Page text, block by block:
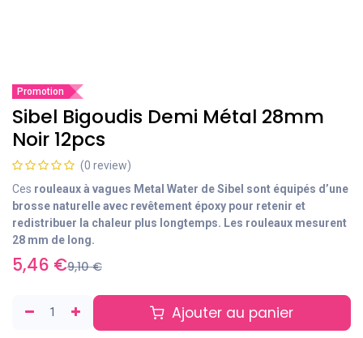
Promotion
Sibel Bigoudis Demi Métal 28mm
Noir 12pcs
(0 review)
Ces rouleaux à vagues Metal Water deSibel sont équipés d’une
brosse naturelle avec revêtement époxy pour retenir et
redistribuer la chaleur plus longtemps. Les rouleaux mesurent
28 mm de long.
5,46 €9,10€
Ajouter au panier